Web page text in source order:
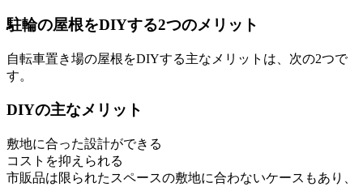
駐輪の屋根をDIYする2つのメリット
自転車置き場の屋根をDIYする主なメリットは、次の2つで
す。
DIYの主なメリット
敷地に合った設計ができる
コストを抑えられる
市販品は限られたスペースの敷地に合わないケースもあり、